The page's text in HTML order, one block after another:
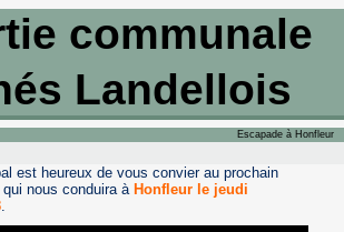
communale
Landellois
Escapade à Honfleur
est heureux de vous convier au prochain
nous conduira àHonfleur le jeudi